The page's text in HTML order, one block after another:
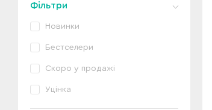
Фільтри
Новинки
Бестселери
Скоро у продажі
Уцінка